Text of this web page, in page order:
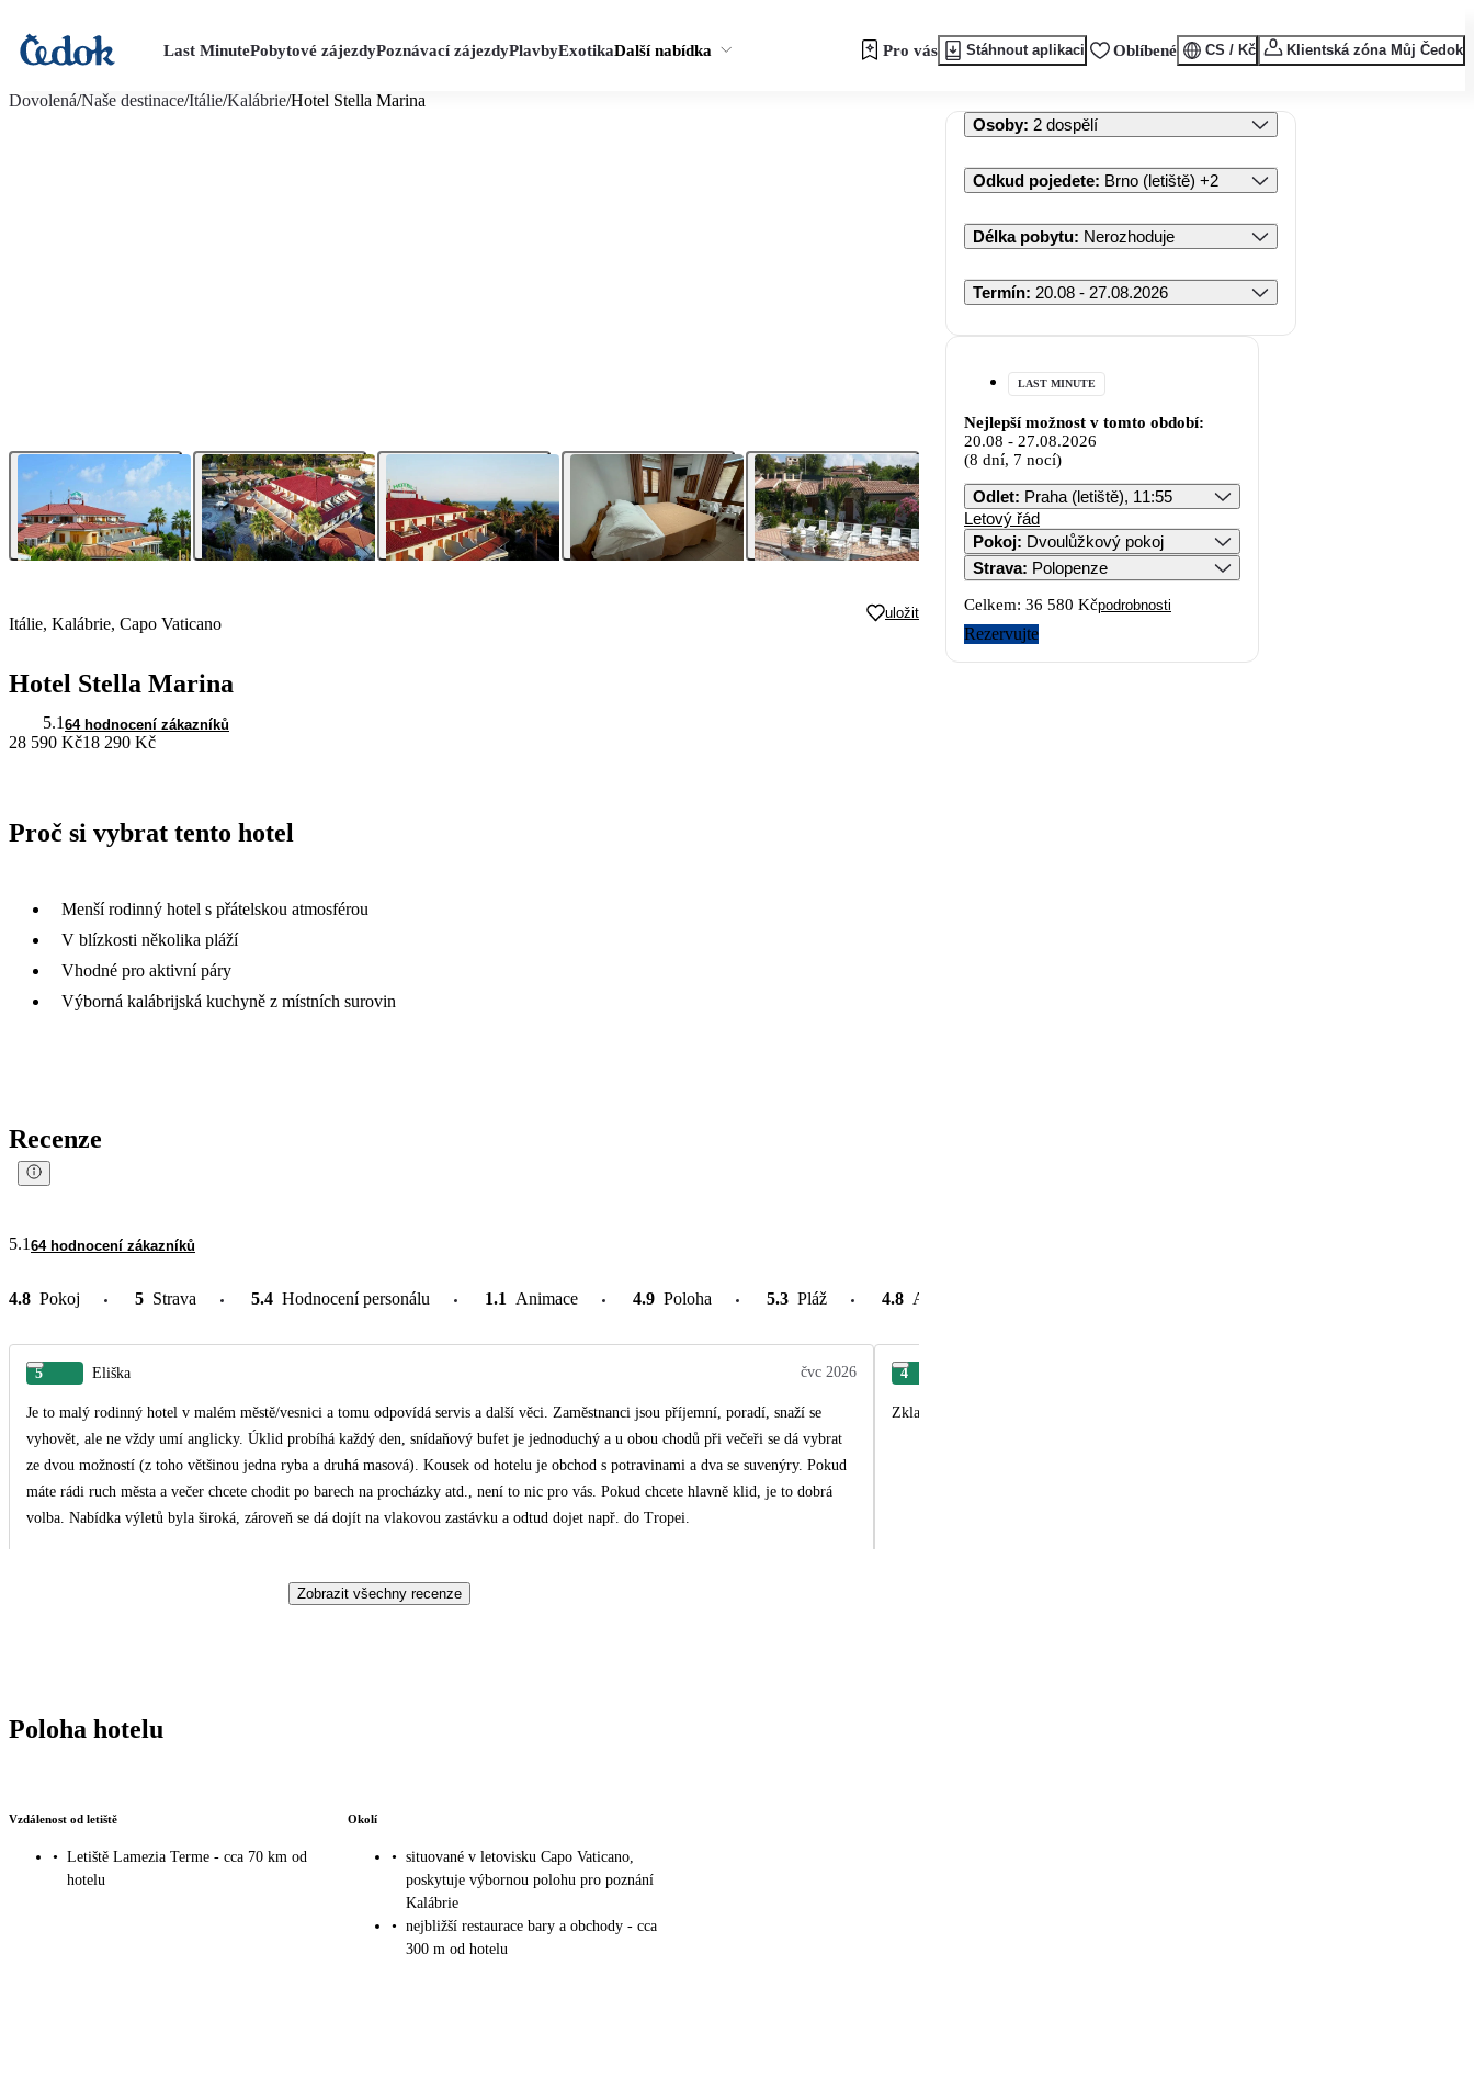
Last MinutePobytové zájezdyPoznávací zájezdyPlavbyExotikaDalší nabídka Pro vás Stáhnout aplikaci Oblíbené CS / Kč Klientská zóna Můj Čedok
Dovolená/Naše destinace/Itálie/Kalábrie/Hotel Stella Marina
Itálie, Kalábrie, Capo Vaticano
uložit
Hotel Stella Marina
5.1 64 hodnocení zákazníků
28 590 Kč18 290 Kč
Proč si vybrat tento hotel
Menší rodinný hotel s přátelskou atmosférou
V blízkosti několika pláží
Vhodné pro aktivní páry
Výborná kalábrijská kuchyně z místních surovin
Recenze
5.1 64 hodnocení zákazníků
4.8 Pokoj 5 Strava 5.4 Hodnocení personálu 1.1 Animace 4.9 Poloha 5.3 Pláž 4.8 Atrakce v okolí
5 Eliška čvc 2026
Je to malý rodinný hotel v malém městě/vesnici a tomu odpovídá servis a další věci. Zaměstnanci jsou příjemní, poradí, snaží se
vyhovět, ale ne vždy umí anglicky. Úklid probíhá každý den, snídaňový bufet je jednoduchý a u obou chodů při večeři se dá vybrat
ze dvou možností (z toho většinou jedna ryba a druhá masová). Kousek od hotelu je obchod s potravinami a dva se suvenýry. Pokud
máte rádi ruch města a večer chcete chodit po barech na procházky atd., není to nic pro vás. Pokud chcete hlavně klid, je to dobrá
volba. Nabídka výletů byla široká, zároveň se dá dojít na vlakovou zastávku a odtud dojet např. do Tropei.
4
Zklamáním bylo 2 hod čekání na letišti po příletu na spoj z Prahy.
Zobrazit všechny recenze
Poloha hotelu
Vzdálenost od letiště
• Letiště Lamezia Terme - cca 70 km od
hotelu
Okolí
• situované v letovisku Capo Vaticano,
poskytuje výbornou polohu pro poznání
Kalábrie
• nejbližší restaurace bary a obchody - cca
300 m od hotelu
Osoby: 2 dospělí
Odkud pojedete: Brno (letiště) +2
Délka pobytu: Nerozhoduje
Termín: 20.08 - 27.08.2026
LAST MINUTE
Nejlepší možnost v tomto období:
20.08 - 27.08.2026
(8 dní, 7 nocí)
Odlet: Praha (letiště), 11:55
Letový řád
Pokoj: Dvoulůžkový pokoj
Strava: Polopenze
Celkem: 36 580 Kčpodrobnosti
Rezervujte